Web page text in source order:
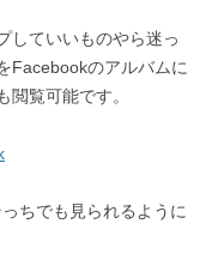
していいものやら迷っ
Facebookのアルバムに
覧可能です。
ちでも見られるように